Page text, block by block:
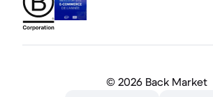
© 2026 Back Market